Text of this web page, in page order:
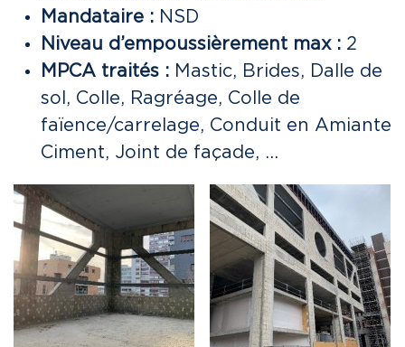
Mandataire : NSD
Niveau d’empoussièrement max : 2
MPCA traités : Mastic, Brides, Dalle de
sol, Colle, Ragréage, Colle de
faïence/carrelage, Conduit en Amiante
Ciment, Joint de façade, …